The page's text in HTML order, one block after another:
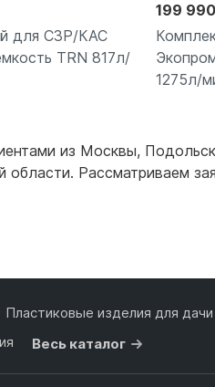
литров
литров
литров
литров
литров
для СЗР/КАС
TRN 817л/
199
1275л/
из Москвы,
Рассматриваем
Пластиковые изделия для дачи
Весь каталог